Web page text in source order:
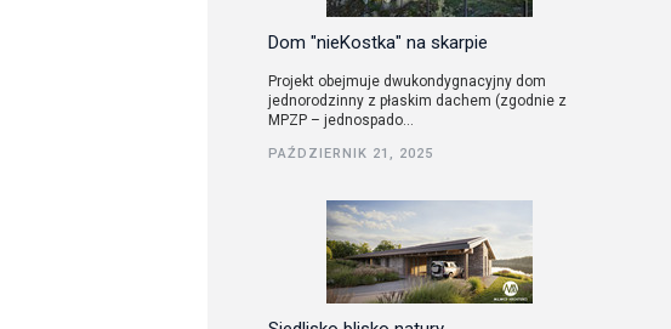
Szczegółowy zakres i forma projektu
zagospodarowaniu przestrzennym
Dom "nieKostka" na skarpie
Projekt obejmuje dwukondygnacyjny dom
jednorodzinny z płaskim dachem (zgodnie z
MPZP – jednospado...
PAŹDZIERNIK 21, 2025